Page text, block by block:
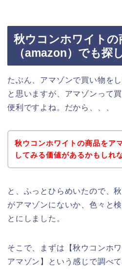
秋ウコンホワイトの
（amazon）でも探
たぶん、アマゾンで買い物を
と思いますが、アマゾンって
便利ですよね。だから、、、
秋ウコンホワイトの商品をア
してみる価値があるかもしれ
と、ふっとひらめいたので、
がアマゾンにないか、色々と
とにしました。
そこで、まずは【秋ウコン
アマゾン】という感じで調べ